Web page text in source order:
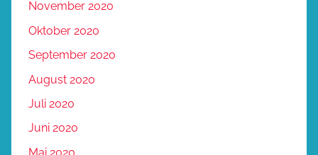
November 2020
Oktober 2020
September 2020
August 2020
Juli 2020
Juni 2020
Mai 2020